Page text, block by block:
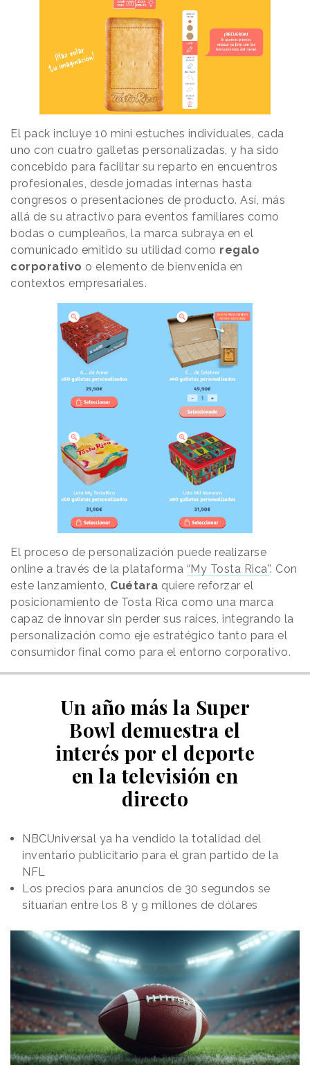
El pack incluye 10 mini estuches individuales, cada
uno con cuatro galletas personalizadas, y ha sido
concebido para facilitar su reparto en encuentros
profesionales, desde jornadas internas hasta
congresos o presentaciones de producto. Así, más
allá de su atractivo para eventos familiares como
bodas o cumpleaños, la marca subraya en el
comunicado emitido su utilidad como regalo
corporativo o elemento de bienvenida en
contextos empresariales.
El proceso de personalización puede realizarse
online a través de la plataforma “My Tosta Rica”. Con
este lanzamiento, Cuétara quiere reforzar el
posicionamiento de Tosta Rica como una marca
capaz de innovar sin perder sus raíces, integrando la
personalización como eje estratégico tanto para el
consumidor final como para el entorno corporativo.
Un año más la Super
Bowl demuestra el
interés por el deporte
en la televisión en
directo
NBCUniversal ya ha vendido la totalidad del
inventario publicitario para el gran partido de la
NFL
Los precios para anuncios de 30 segundos se
situarían entre los 8 y 9 millones de dólares